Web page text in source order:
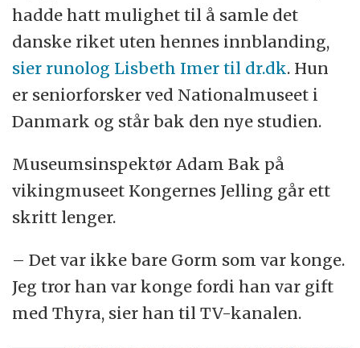
hadde hatt mulighet til å samle det
danske riket uten hennes innblanding,
sier runolog Lisbeth Imer til dr.dk. Hun
er seniorforsker ved Nationalmuseet i
Danmark og står bak den nye studien.
Museumsinspektør Adam Bak på
vikingmuseet Kongernes Jelling går ett
skritt lenger.
– Det var ikke bare Gorm som var konge.
Jeg tror han var konge fordi han var gift
med Thyra, sier han til TV-kanalen.